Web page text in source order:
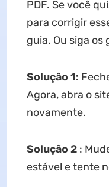
PDF. Se você
para corrigir
guia. Ou siga os
Solução 1:
Agora, abra o
novamente.
Solução 2:
estável e tente